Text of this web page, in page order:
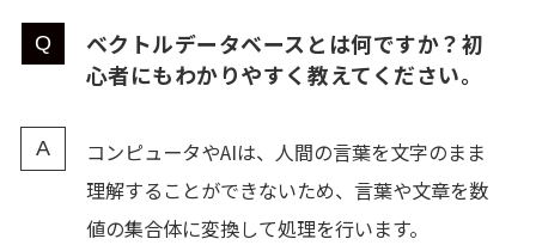
ベクトルデータベースとは何ですか？初
心者にもわかりやすく教えてください。
コンピュータやAIは、人間の言葉を文字のまま
理解することができないため、言葉や文章を数
値の集合体に変換して処理を行います。